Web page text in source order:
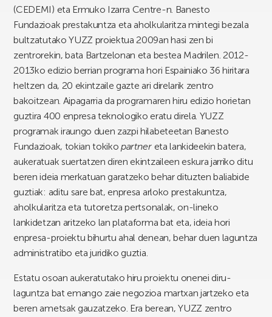
(CEDEMI) eta Ermuko Izarra Centre-n. Banesto
Fundazioak prestakuntza eta aholkularitza mintegi bezala
bultzatutako YUZZ proiektua 2009an hasi zen bi
zentrorekin, bata Bartzelonan eta bestea Madrilen. 2012-
2013ko edizio berrian programa hori Espainiako 36 hiritara
heltzen da, 20 ekintzaile gazte ari direlarik zentro
bakoitzean. Aipagarria da programaren hiru edizio horietan
guztira 400 enpresa teknologiko eratu direla. YUZZ
programak iraungo duen zazpi hilabeteetan Banesto
Fundazioak, tokian tokikopartner eta lankideekin batera,
aukeratuak suertatzen diren ekintzaileen eskura jarriko ditu
beren ideia merkatuan garatzeko behar dituzten baliabide
guztiak: aditu sare bat, enpresa arloko prestakuntza,
aholkularitza eta tutoretza pertsonalak, on-lineko
lankidetzan aritzeko lan plataforma bat eta, ideia hori
enpresa-proiektu bihurtu ahal denean, behar duen laguntza
administratibo eta juridiko guztia.
Estatu osoan aukeratutako hiru proiektu onenei diru-
laguntza bat emango zaie negozioa martxan jartzeko eta
beren ametsak gauzatzeko. Era berean, YUZZ zentro